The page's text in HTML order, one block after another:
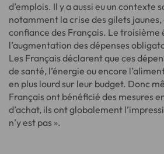
d’emplois. Il y a aussi eu un contexte
notamment la crise des gilets
confiance des Français. Le
l’augmentation des dépenses
Les Français déclarent que ces
de santé, l’énergie ou encore
en plus lourd sur leur budget. Donc
Français ont bénéficié des mesures
d’achat, ils ont globalement
n’y est pas ».